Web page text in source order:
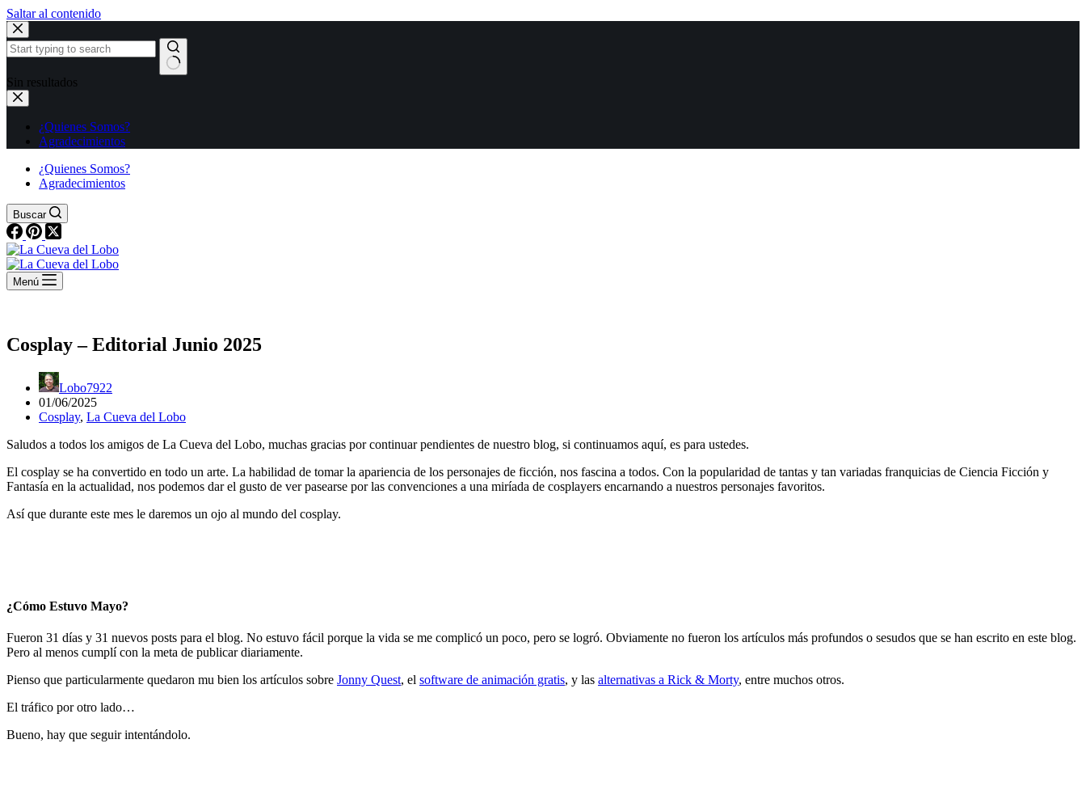
Saltar al contenido
Sin resultados
¿Quienes Somos?
Agradecimientos
¿Quienes Somos?
Agradecimientos
Buscar
Menú
Cosplay – Editorial Junio 2025
Lobo7922
01/06/2025
Cosplay, La Cueva del Lobo
Saludos a todos los amigos de La Cueva del Lobo, muchas gracias por continuar pendientes de nuestro blog, si continuamos aquí, es para ustedes.
El cosplay se ha convertido en todo un arte. La habilidad de tomar la apariencia de los personajes de ficción, nos fascina a todos. Con la popularidad de tantas y tan variadas franquicias de Ciencia Ficción y
Fantasía en la actualidad, nos podemos dar el gusto de ver pasearse por las convenciones a una miríada de cosplayers encarnando a nuestros personajes favoritos.
Así que durante este mes le daremos un ojo al mundo del cosplay.
¿Cómo Estuvo Mayo?
Fueron 31 días y 31 nuevos posts para el blog. No estuvo fácil porque la vida se me complicó un poco, pero se logró. Obviamente no fueron los artículos más profundos o sesudos que se han escrito en este blog.
Pero al menos cumplí con la meta de publicar diariamente.
Pienso que particularmente quedaron mu bien los artículos sobre Jonny Quest, el software de animación gratis, y las alternativas a Rick & Morty, entre muchos otros.
El tráfico por otro lado…
Bueno, hay que seguir intentándolo.